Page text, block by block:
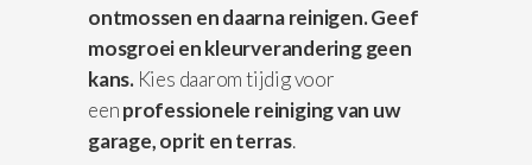
ontmossen en daarna reinigen.Geef
mosgroei en kleurverandering geen
kans.Kies daarom tijdig voor
eenprofessionele reiniging van uw
garage, oprit en terras.